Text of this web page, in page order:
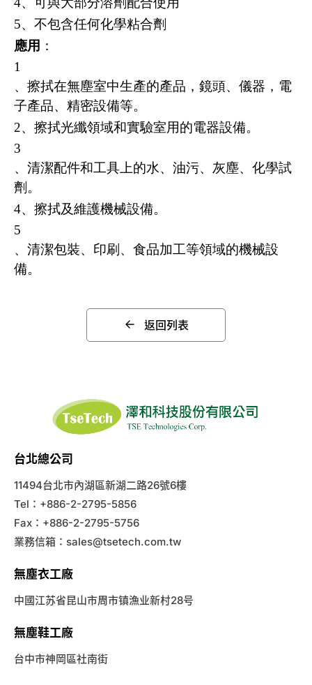
5、不包含任何化學粘合劑
應用 ：
1
、擦拭在無塵室中生產的產品，鏡頭、儀器，電
子產品、精密設備等。
2、擦拭光纖領域和實驗室用的電器設備。
3
、清潔配件和工具上的水、油污、灰塵、化學試
劑。
4、擦拭及維護機械設備。
5
、清潔包裝、印刷、食品加工等領域的機械設
備。
返回列表
台北總公司
11494台北市內湖區新湖二路26號6樓
Tel：+886-2-2795-5856
Fax：+886-2-2795-5756
業務信箱： sales@tsetech.com.tw
無塵衣工廠
中國江苏省昆山市周市镇漁业新村28号
無塵鞋工廠
台中市神岡區社南街